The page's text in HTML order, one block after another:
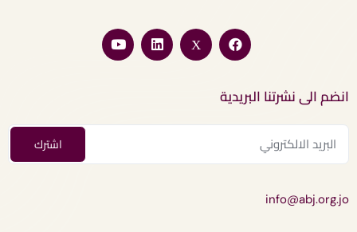
انضم الى نشرتنا البريدية
info@abj.org.jo